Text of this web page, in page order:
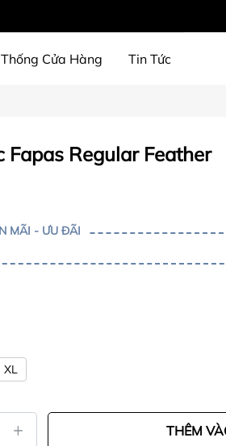
Cửa Hàng Tin Tức
Fapas Regular Feather
MÃI - ƯU ĐÃI
XL
THÊM